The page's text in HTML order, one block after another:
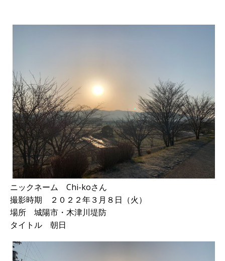
ニックネーム Chi-koさん
撮影時期 ２０２２年３月８日（火）
場所 城陽市・木津川堤防
タイトル 朝日